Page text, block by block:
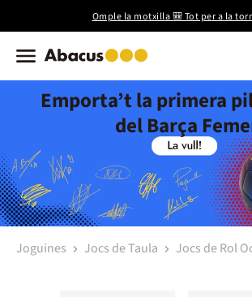
Omple la motxilla 🎒 Tot per a la
Emporta’t la primera
del Barça
Joguines Jocs de Taula Jocs de Rol